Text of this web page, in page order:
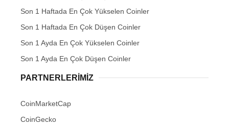
Son 1 Haftada En Çok Yükselen Coinler
Son 1 Haftada En Çok Düşen Coinler
Son 1 Ayda En Çok Yükselen Coinler
Son 1 Ayda En Çok Düşen Coinler
PARTNERLERIMIZ
CoinMarketCap
CoinGecko